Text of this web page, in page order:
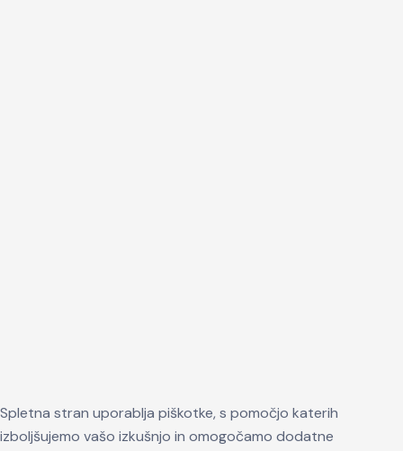
Spletna stran uporablja piškotke, s pomočjo katerih
izboljšujemo vašo izkušnjo in omogočamo dodatne